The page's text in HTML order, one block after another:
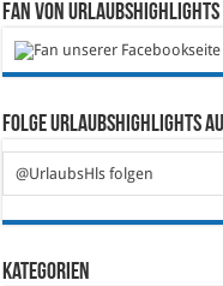
Fan von Urlaubshighlights
Folge Urlaubshighlights
@UrlaubsHls folgen
Kategorien